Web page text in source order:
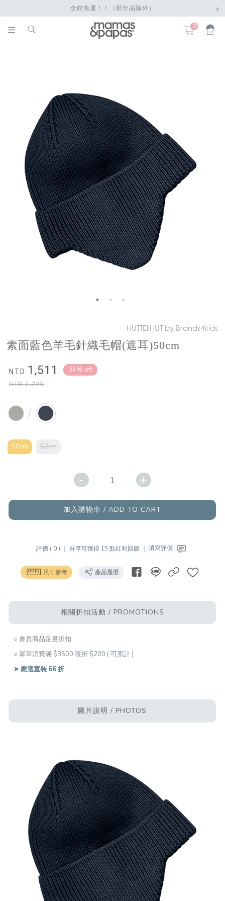
全館免運！！（部分品除外） x
0
HUTTEliHUT by Brands4kids
素面藍色羊毛針織毛帽(遮耳)50cm
NTD 1,511
NTD2,290
34% off
/
50cm 52cm
- +
加入購物車 / ADD TO CART
評價 ( 0 ) ｜分享可獲得 15 點紅利回饋 ｜填寫評價
尺寸參考 產品履歷
相關折扣活動 / PROMOTIONS
○ 會員商品足量折扣
○ 單筆消費滿 $3500 現折 $200 ( 可累計 )
➤ 嚴選童裝 66 折
圖片說明 / PHOTOS